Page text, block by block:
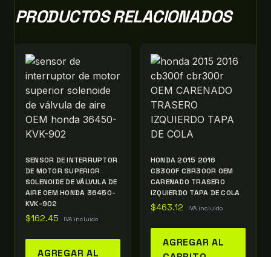
PRODUCTOS RELACIONADOS
SENSOR DE INTERRUPTOR
DE MOTOR SUPERIOR
SOLENOIDE DE VÁLVULA DE
AIRE OEM HONDA 36450-
KVK-902
$162.45 IVA incluido
AGREGAR AL
HONDA 2015 2016
CB300F CBR300R OEM
CARENADO TRASERO
IZQUIERDO TAPA DE COLA
$463.12 IVA incluido
AGREGAR AL